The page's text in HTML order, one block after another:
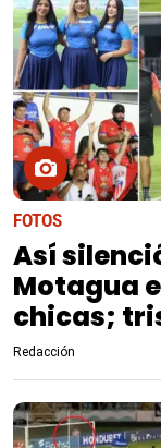
FOTOS
Así
Motagua
chicas;
Redacción